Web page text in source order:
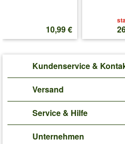
10,99 €
Kundenservice &
Versand
Service & Hilfe
Unternehmen